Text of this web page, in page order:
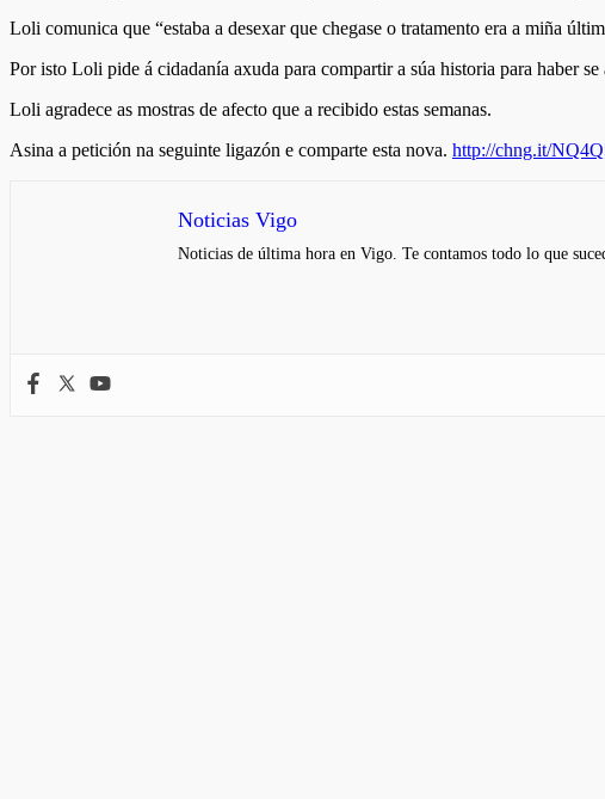
Loli comunica que “estaba a desexar que chegase o tratamento era a miña
Por isto Loli pide á cidadanía axuda para compartir a súa historia para haber
Loli agradece as mostras de afecto que a recibido estas semanas.
Asina a petición na seguinte ligazón e comparte esta nova. http://chng.it/
Noticias Vigo
Noticias de última hora en Vigo. Te contamos todo lo que